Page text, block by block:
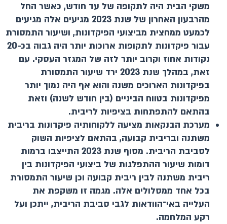
משקי הבית היה לתקופה של עד חודש, כאשר החל
מהרבעון האחרון של שנת 2023 מגיעים אלה מגיעים
לכמעט ממחצית מביצועי הפיקדונות, ושיעור התמסורת
עבור פיקדונות לתקופות ארוכות יותר היה גבוה בכ-20
נקודות אחוז וקרוב יותר לזה של המגזר העסקי. עם
זאת, במהלך שנת 2023 ירד שיעור התמסורת
בפיקדונות הארוכים משנה והוא אף היה נמוך יותר
מפיקדונות בטווח הביניים (בין חודש לשנה) וזאת
בהתאם להתפתחות בציפיות לריבית.
מערכת הבנקאות מציעה ללקוחותיה פיקדונות בריבית
משתנה ובריבית קבועה, בהתאם לציפיות השוק
לסביבת הריבית. מסוף שנת 2023 התייצבו ברמות
דומות שיעור ההתפלגות של ביצועי הפיקדונות בין
ריבית משתנה לבין ריבית קבועה וכן שיעור התמסורת
בכל אחד ממסלולים אלה. מגמה זו משקפת את
העלייה באי־הוודאות לגבי סביבת הריבית, ייתכן ועל
רקע המלחמה.